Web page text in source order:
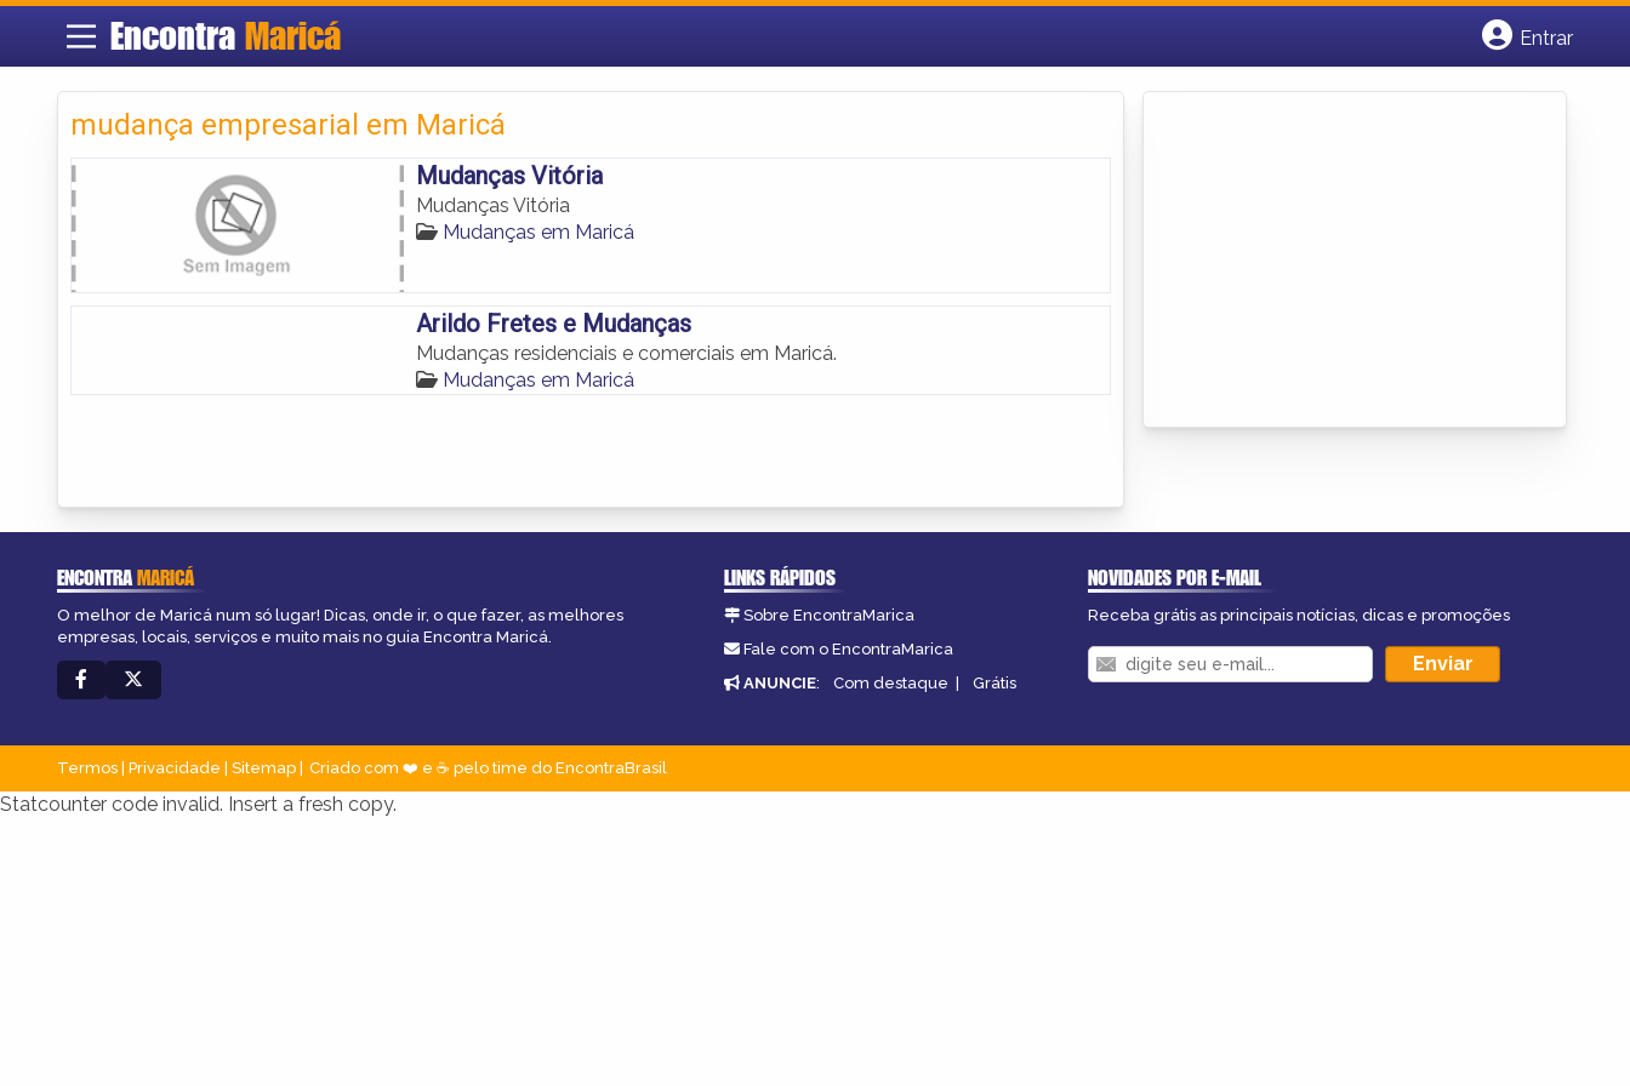
Encontra Maricá
Entrar
mudança empresarial em Maricá
Mudanças Vitória
Mudanças Vitória
Mudanças em Maricá
Arildo Fretes e Mudanças
Mudanças residenciais e comerciais em Maricá.
Mudanças em Maricá
ENCONTRAMARICÁ
O melhor de Maricá num só lugar! Dicas, onde ir, o que fazer, as melhores
empresas, locais, serviços e muito mais no guia Encontra Maricá.
LINKS RÁPIDOS
Sobre EncontraMarica
Fale com o EncontraMarica
ANUNCIE: Com destaque | Grátis
NOVIDADES POR E-MAIL
Receba grátis as principais notícias, dicas e promoções
Termos Privacidade Sitemap Criado com ❤️ e ☕ pelo time do EncontraBrasil
Statcounter code invalid. Insert a fresh copy.